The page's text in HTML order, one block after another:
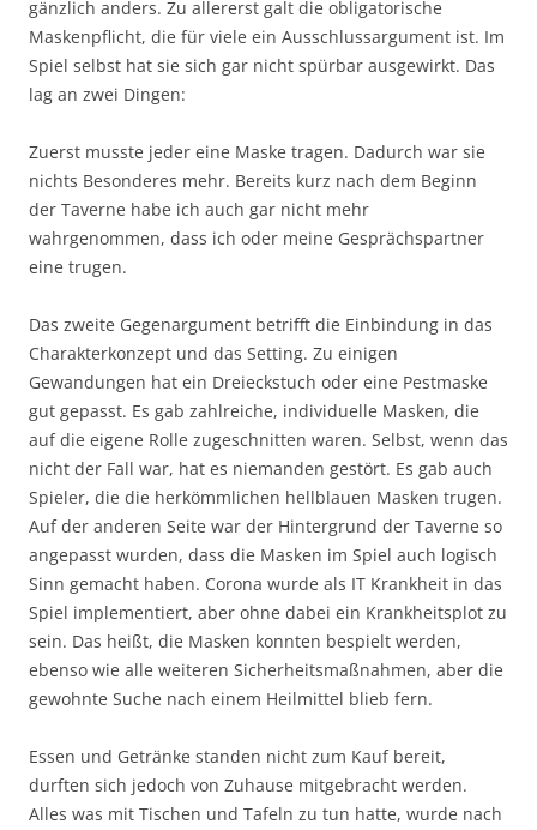
gänzlich anders. Zu allererst galt die obligatorische
Maskenpflicht, die für viele ein Ausschlussargument ist. Im
Spiel selbst hat sie sich gar nicht spürbar ausgewirkt. Das
lag an zwei Dingen:
Zuerst musste jeder eine Maske tragen. Dadurch war sie
nichts Besonderes mehr. Bereits kurz nach dem Beginn
der Taverne habe ich auch gar nicht mehr
wahrgenommen, dass ich oder meine Gesprächspartner
eine trugen.
Das zweite Gegenargument betrifft die Einbindung in das
Charakterkonzept und das Setting. Zu einigen
Gewandungen hat ein Dreieckstuch oder eine Pestmaske
gut gepasst. Es gab zahlreiche, individuelle Masken, die
auf die eigene Rolle zugeschnitten waren. Selbst, wenn das
nicht der Fall war, hat es niemanden gestört. Es gab auch
Spieler, die die herkömmlichen hellblauen Masken trugen.
Auf der anderen Seite war der Hintergrund der Taverne so
angepasst wurden, dass die Masken im Spiel auch logisch
Sinn gemacht haben. Corona wurde als IT Krankheit in das
Spiel implementiert, aber ohne dabei ein Krankheitsplot zu
sein. Das heißt, die Masken konnten bespielt werden,
ebenso wie alle weiteren Sicherheitsmaßnahmen, aber die
gewohnte Suche nach einem Heilmittel blieb fern.
Essen und Getränke standen nicht zum Kauf bereit,
durften sich jedoch von Zuhause mitgebracht werden.
Alles was mit Tischen und Tafeln zu tun hatte, wurde nach